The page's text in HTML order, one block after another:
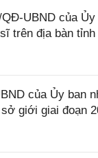
UBND của
trên địa bàn
của Ủy ban
giới giai đoạn